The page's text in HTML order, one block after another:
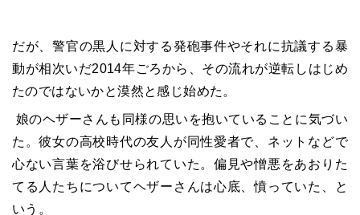
だが、警官の黒人に対する発砲事件やそれに抗議する暴
動が相次いだ2014年ごろから、その流れが逆転しはじめ
たのではないかと漠然と感じ始めた。
娘のヘザーさんも同様の思いを抱いていることに気づい
た。彼女の高校時代の友人が同性愛者で、ネットなどで
心ない言葉を浴びせられていた。偏見や憎悪をあおりた
てる人たちについてヘザーさんは心底、憤っていた、と
いう。